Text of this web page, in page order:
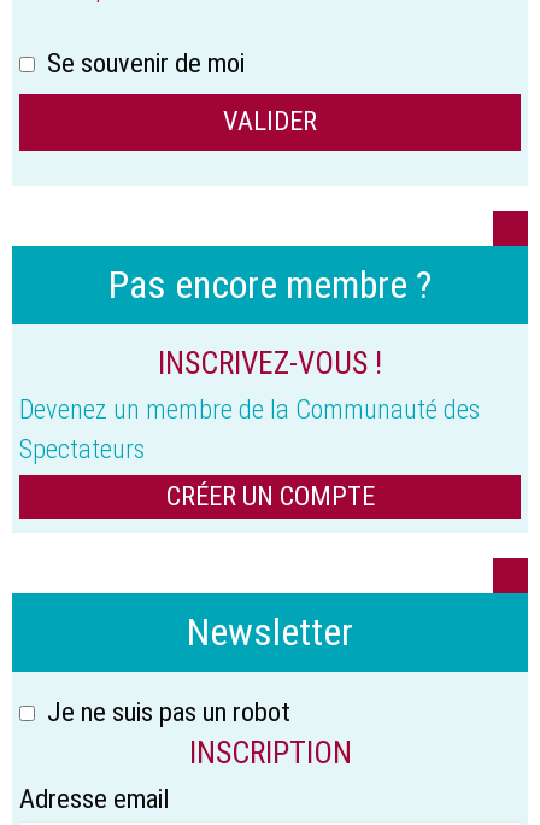
Se souvenir de moi
Pas encore membre ?
INSCRIVEZ-VOUS !
Devenez un membre de la Communauté des
Spectateurs
CRÉER UN COMPTE
Newsletter
Je ne suis pas un robot
INSCRIPTION
Adresse email